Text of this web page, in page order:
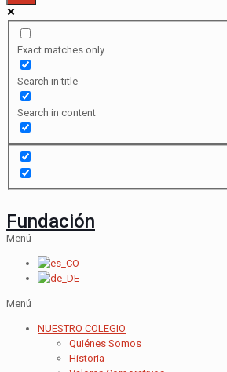
Exact matches only
Search in title
Search in content
Fundación
Menú
Menú
NUESTRO COLEGIO
Quiénes Somos
Historia